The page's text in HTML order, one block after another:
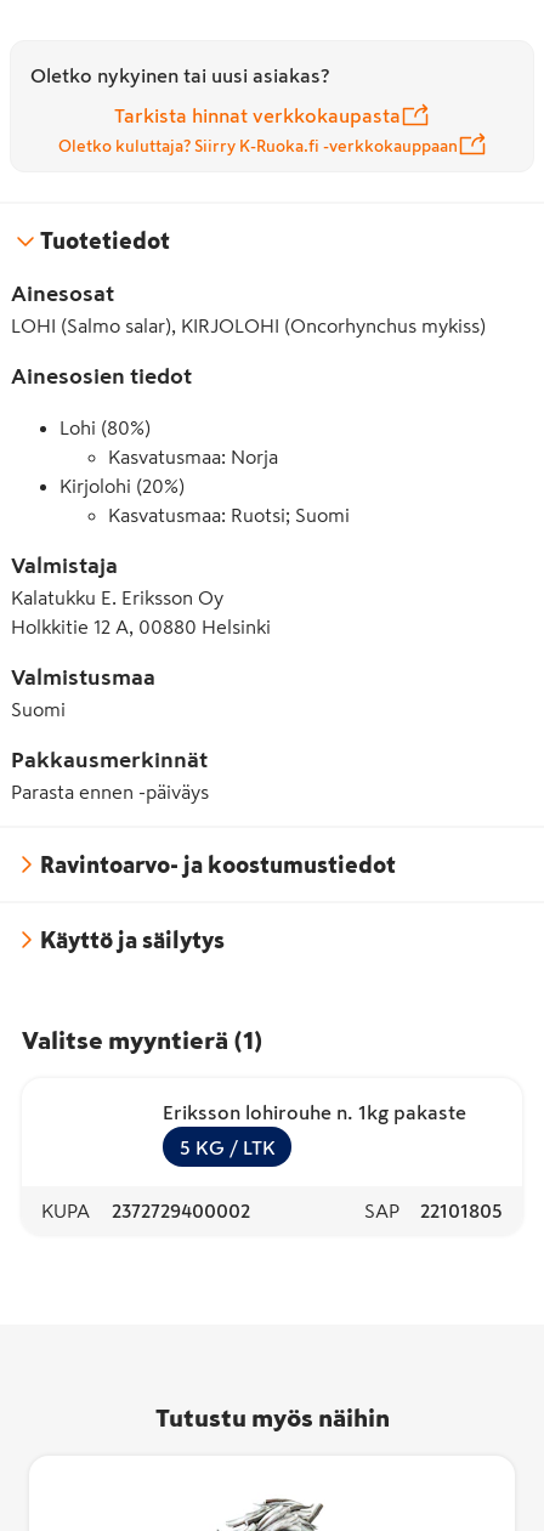
Oletko nykyinen tai uusi asiakas?
Tarkista hinnat verkkokaupasta
Oletko kuluttaja? Siirry K-Ruoka.fi -verkkokauppaan
Tuotetiedot
Ainesosat
LOHI (Salmo salar), KIRJOLOHI (Oncorhynchus mykiss)
Ainesosien tiedot
Lohi (80%)
Kasvatusmaa: Norja
Kirjolohi (20%)
Kasvatusmaa: Ruotsi; Suomi
Valmistaja
Kalatukku E. Eriksson Oy
Holkkitie 12 A, 00880 Helsinki
Valmistusmaa
Suomi
Pakkausmerkinnät
Parasta ennen -päiväys
Ravintoarvo- ja koostumustiedot
Käyttö ja säilytys
Valitse myyntierä (1 )
Eriksson lohirouhe n. 1kg pakaste
5 KG / LTK
KUPA 2372729400002 SAP 22101805
Tutustu myös näihin